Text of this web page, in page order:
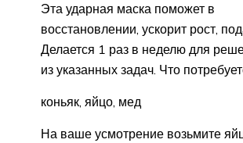
Эта ударная маска поможет в
восстановлении, ускорит рост,
Делается 1 раз в неделю для
из указанных задач. Что
коньяк, яйцо, мед
На ваше усмотрение возьмите